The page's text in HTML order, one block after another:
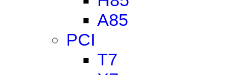
A85
PCI
T7